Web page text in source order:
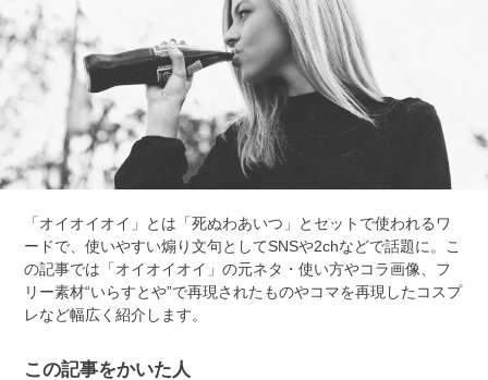
「オイオイオイ」とは「死ぬわあいつ」とセットで使われるワ
ードで、使いやすい煽り文句としてSNSや2chなどで話題に。こ
の記事では「オイオイオイ」の元ネタ・使い方やコラ画像、フ
リー素材“いらすとや”で再現されたものやコマを再現したコスプ
レなど幅広く紹介します。
この記事をかいた人